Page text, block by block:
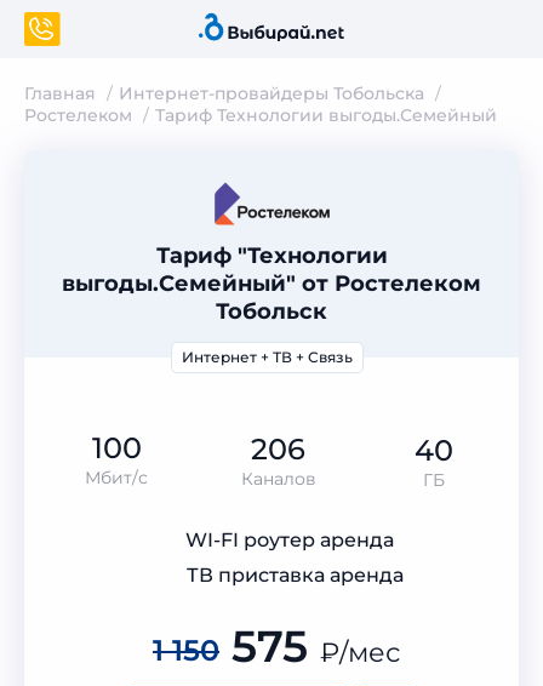
Главная
Интернет-провайдеры Тобольска
Ростелеком
Тариф Технологии выгоды.Семейный
Тариф "Технологии
выгоды.Семейный" от Ростелеком
Тобольск
Интернет + ТВ + Связь
100
Мбит/с
206
Каналов
40
ГБ
WI-FI роутер аренда
ТВ приставка аренда
1 150 575 ₽/мес